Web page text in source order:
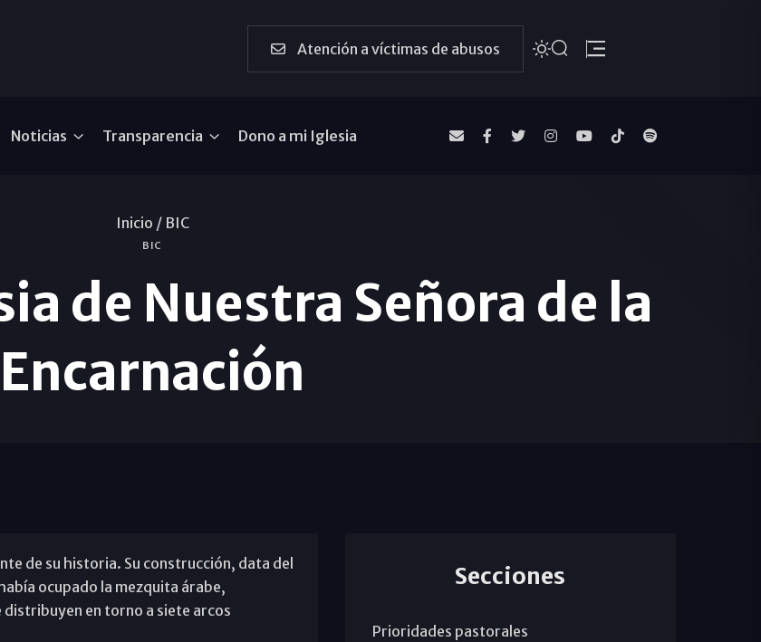
Atención a víctimas de abusos
Noticias Transparencia Dono a mi Iglesia
Inicio / BIC
BIC
de Nuestra Señora de la
Encarnación
de su historia. Su construcción, data del
ocupado la mezquita árabe,
en torno a siete arcos
Secciones
Prioridades pastorales